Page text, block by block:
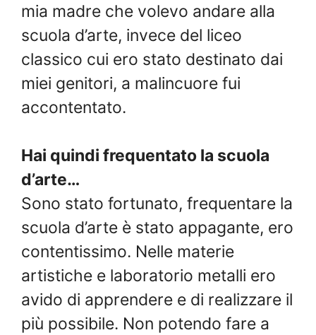
mia madre che volevo andare alla
scuola d’arte, invece del liceo
classico cui ero stato destinato dai
miei genitori, a malincuore fui
accontentato.
Hai quindi frequentato la scuola
d’arte…
Sono stato fortunato, frequentare la
scuola d’arte è stato appagante, ero
contentissimo. Nelle materie
artistiche e laboratorio metalli ero
avido di apprendere e di realizzare il
più possibile. Non potendo fare a